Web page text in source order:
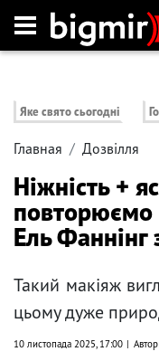
Яке свято сьогодні
Главная Дозвілля
Ніжність +
повторюємо
Ель Фаннінг
Такий макіяж
цьому дуже
10 листопада 2025, 17:00